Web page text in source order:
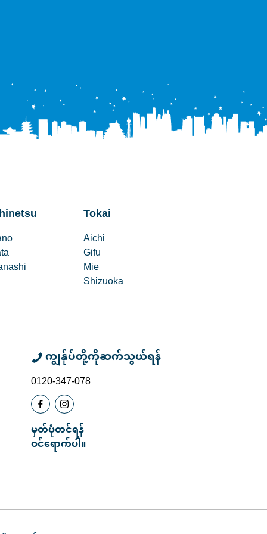
Tokai
Aichi
Gifu
Mie
Shizuoka
ကျွန်ုပ်တို့ကိုဆက်သွယ်ရန်
0120-347-078
မှတ်ပုံတင်ရန်
ဝင်ရောက်ပါ။